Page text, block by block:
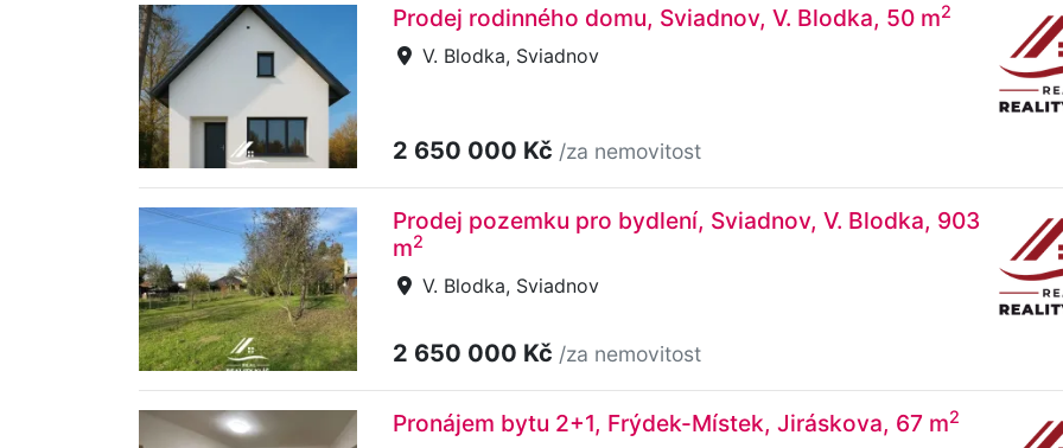
Prodej rodinného domu, Sviadnov, V. Blodka, 50 m2
V. Blodka, Sviadnov
2 650 000 Kč /za nemovitost
Prodej pozemku pro bydlení, Sviadnov, V. Blodka, 903
m2
V. Blodka, Sviadnov
2 650 000 Kč /za nemovitost
Pronájem bytu 2+1, Frýdek-Místek, Jiráskova, 67 m2